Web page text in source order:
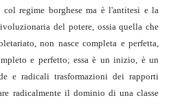
regime borghese ma è l'antitesi e la
del potere, ossia quella che
non nasce completa e perfetta,
e perfetto; essa è un inizio, è un
e radicali trasformazioni dei rapporti
radicalmente il dominio di una classe